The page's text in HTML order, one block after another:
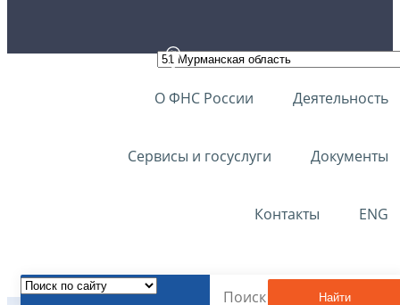
О ФНС России Деятельность
Сервисы и госуслуги Документы
Контакты ENG
Найти